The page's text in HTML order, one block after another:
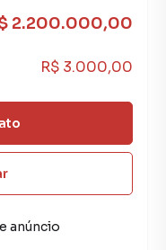
2.200.000,00
R$ 3.000,00
anúncio